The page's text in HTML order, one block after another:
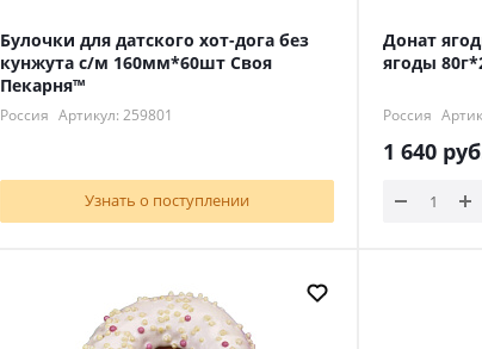
Булочки для датского хот-дога без
кунжута с/м 160мм*60шт Своя
Пекарня™
Россия Артикул: 259801
Узнать о поступлении
Донат
ягоды
Россия
1 640